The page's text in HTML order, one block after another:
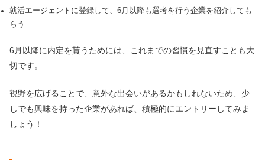
就活エージェントに登録して、6月以降も選考を行う企業を紹介しても
らう
6月以降に内定を貰うためには、これまでの習慣を見直すことも大
切です。
視野を広げることで、意外な出会いがあるかもしれないため、少
しでも興味を持った企業があれば、積極的にエントリーしてみま
しょう！